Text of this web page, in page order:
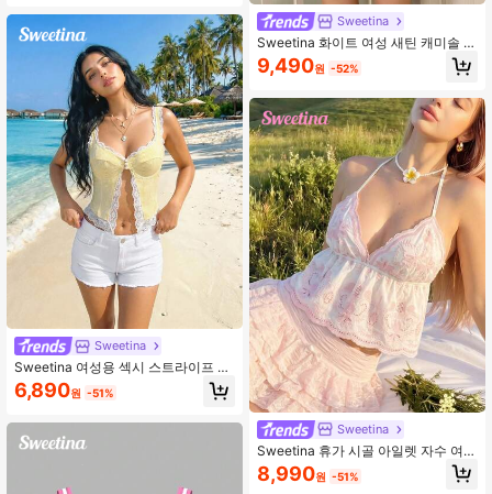
Sweetina
Sweetina 여성용 섹시 스트라이프 레
이스 패치워크 슬릿 헴 언더와이어 캐
미솔
6,890원 -51%
Sweetina
Sweetina 화이트 여성 새틴 캐미솔 탑
보우 장식, 미니멀리스트 패션 캐주얼
일상복 발렌타인 봄
9,490원 -52%
Sweetina
Sweetina 휴가 시골 아일렛 자수 여성
용 탱크탑
8,990원 -51%